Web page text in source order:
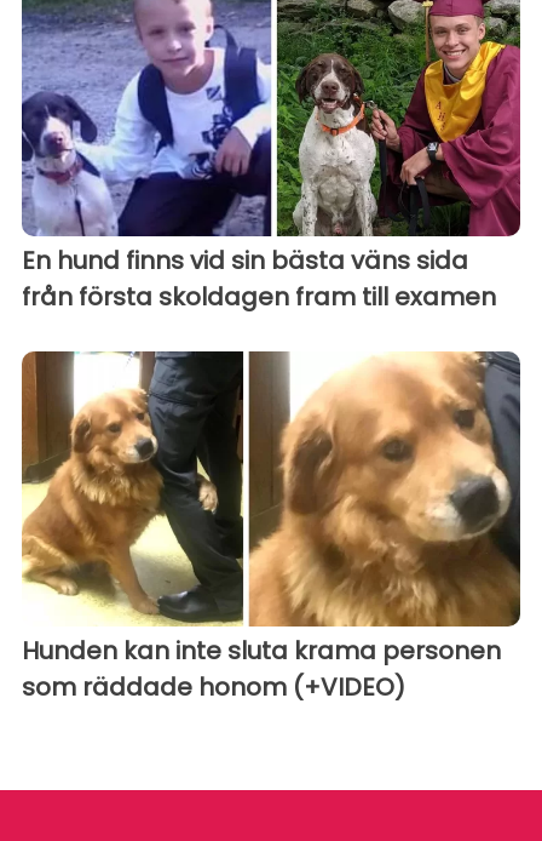
En hund finns vid sin bästa väns sida
från första skoldagen fram till examen
Hunden kan inte sluta krama personen
som räddade honom (+VIDEO)